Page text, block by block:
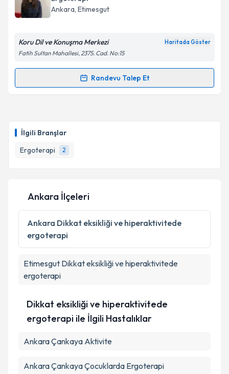
İlgili Branşlar
Ergoterapi
2
E-posta Adresiniz
Kişisel verilerimin işlenmesine ilişkin
kapsamda işlenmesini kabul ediyorum.
Ankara, Etimesgut
Koru Dil ve Konuşma Merkezi Haritada Göster
Fatih Sultan Mahallesi, 2375. Cad. No:15
Randevu Talep Et
Randevu Takvimi Talebi
takvim hazırlandığında e-posta ile bilgilendireceğiz.
E-posta Adresiniz
Kişisel verilerimin işlenmesine ilişkinAydınlatma
Metni 'ni okudum ve kişisel verilerimin belirtilen
kapsamda işlenmesini kabul ediyorum.
Takvim Talebini Gönder
Ankara İlçeleri
Ankara Dikkat eksikliği ve hiperaktivitede
ergoterapi
Etimesgut Dikkat eksikliği ve hiperaktivitede
ergoterapi
Dikkat eksikliği ve hiperaktivitede
ergoterapi ile İlgili Hastalıklar
Ankara Çankaya Aktivite
Ankara Çankaya Çocuklarda Ergoterapi